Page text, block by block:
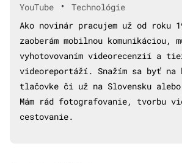
YouTube •
Technológie
Ako novinár pracujem už od roku
zaoberám mobilnou komunikáciou,
vyhotovovaním videorecenzií a
videoreportáží. Snažím sa byť na
tlačovke či už na Slovensku
Mám rád fotografovanie, tvorbu
cestovanie.